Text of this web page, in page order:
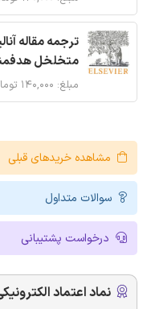
ترجمه مقاله
متخلخل
مبلغ: ۱۴۰,۰۰۰ تومان
مشاهده خریدهای قبلی
سوالات متداول
درخواست پشتیبانی
نماد اعتماد